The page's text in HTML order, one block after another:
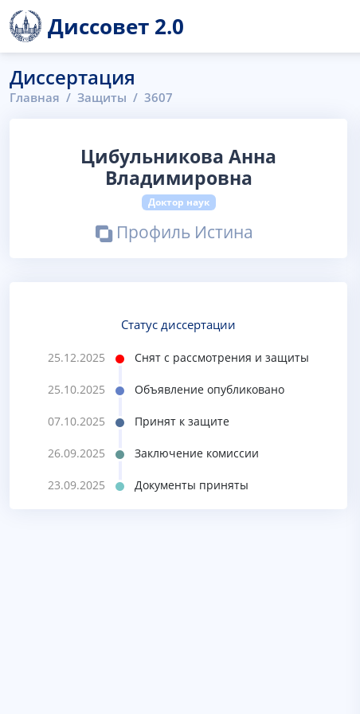
Диссовет 2.0
Диссертация
Главная Защиты 3607
Цибульникова Анна
Владимировна
Доктор наук
Профиль Истина
Статус диссертации
25.12.2025 Снят с рассмотрения и защиты
25.10.2025 Объявление опубликовано
07.10.2025 Принят к защите
26.09.2025 Заключение комиссии
23.09.2025 Документы приняты